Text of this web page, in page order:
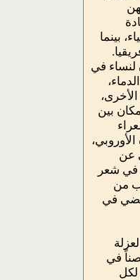
بينما
لنساء في
بين
عن
في شعر
من
قضي في
في
لكل